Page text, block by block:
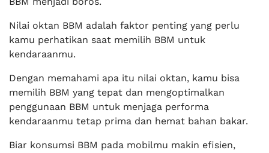
Nilai oktan BBM adalah faktor penting yang perlu
kamu perhatikan saat memilih BBM untuk
kendaraanmu.
Dengan memahami apa itu nilai oktan, kamu bisa
memilih BBM yang tepat dan mengoptimalkan
penggunaan BBM untuk menjaga performa
kendaraanmu tetap prima dan hemat bahan bakar.
Biar konsumsi BBM pada mobilmu makin efisien,